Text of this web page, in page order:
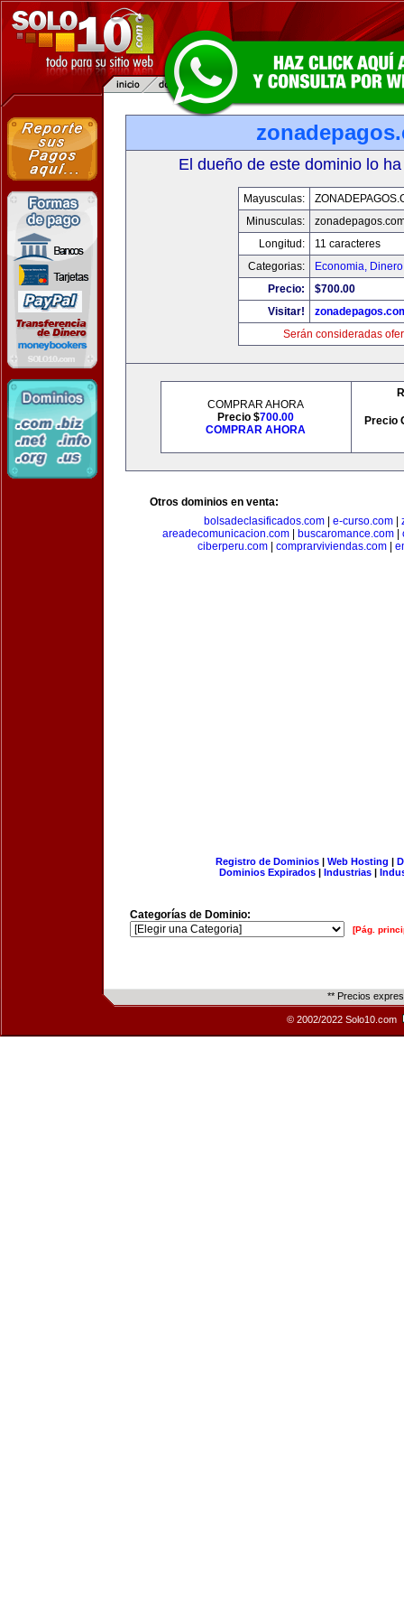
El dueño de este dominio lo
Mayusculas:
Minusculas:
Longitud:
11 caracteres
Categorias:
Economia,
Precio:
$700.00
Visitar!
Serán consideradas
COMPRAR AHORA
Precio $700.00
COMPRAR AHORA
Precio
Otros dominios en venta:
bolsadeclasificados.com
e-curso.com
areadecomunicacion.com| buscaromance.com|
ciberperu.com| comprarviviendas.com|
Registro de Dominios| Web Hosting |
Dominios Expirados | Industrias |
Categorías de Dominio:
[Pág.
** Precios
© 2002/2022 Solo10.com